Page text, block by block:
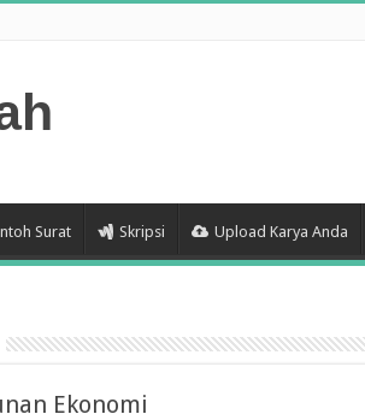
Surat Skripsi Upload Karya Anda
Ekonomi